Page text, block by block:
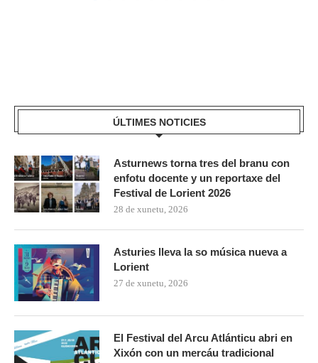
ÚLTIMES NOTICIES
Asturnews torna tres del branu con
enfotu docente y un reportaxe del
Festival de Lorient 2026
28 de xunetu, 2026
Asturies lleva la so música nueva a
Lorient
27 de xunetu, 2026
El Festival del Arcu Atlánticu abri en
Xixón con un mercáu tradicional